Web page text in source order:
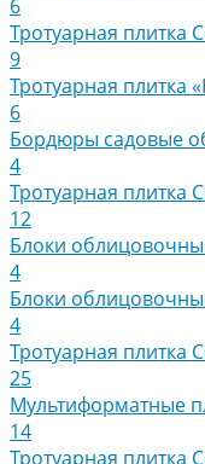
6
Тротуарная плитка
9
Тротуарная плитка
6
Бордюры садовые
4
Тротуарная плитка
12
Блоки
4
Блоки
4
Тротуарная плитка
25
Мультиформатные
14
Тротуарная плитка